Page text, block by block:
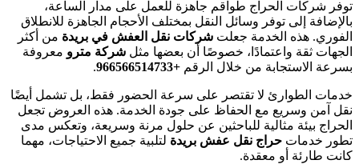
توفر شركات الحراج طواقم جاهزة للعمل على مدار الساعة،
بالإضافة إلى توفر وسائل النقل بمختلف الأحجام الجاهزة للانطلاق
الفوري. هذه الخدمة جعلت شركات نقل العفش في بريدة من أكثر
الجهات ثقة واعتمادًا، خصوصًا أن بعضها مثل شركة مترو معروفة
بسرعة الاستجابة من خلال الرقم +966566514733‎‏
.
خدمات الطوارئ لا تقتصر على سرعة الحضور فقط، بل تشمل أيضًا
نقل آمن وسريع مع الحفاظ على جودة الخدمة. هذه العروض تجعل
الحراج بيئة مثالية للباحثين عن حلول مرنة وسريعة، وتعكس مدى
تطور خدمات حراج نقل عفش بريدة لتلبية جميع الاحتياجات، مهما
كانت طارئة أو معقدة.